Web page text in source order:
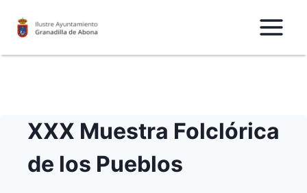
XXX Muestra Folclórica
de los Pueblos